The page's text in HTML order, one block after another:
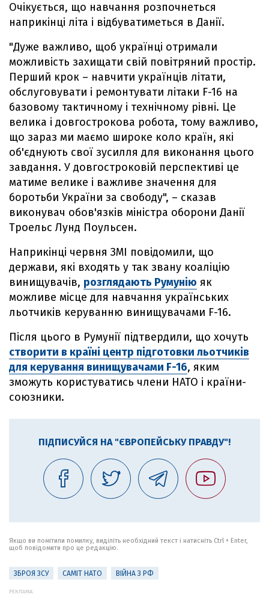
Очікується, що навчання розпочнеться
наприкінці літа і відбуватиметься в Данії.
"Дуже важливо, щоб українці отримали
можливість захищати свій повітряний простір.
Перший крок – навчити українців літати,
обслуговувати і ремонтувати літаки F-16 на
базовому тактичному і технічному рівні. Це
велика і довгострокова робота, тому важливо,
що зараз ми маємо широке коло країн, які
об'єднують свої зусилля для виконання цього
завдання. У довгостроковій перспективі це
матиме велике і важливе значення для
боротьби України за свободу", – сказав
виконувач обов'язків міністра оборони Данії
Троельс Лунд Поульсен.
Наприкінці червня ЗМІ повідомили, що
держави, які входять у так звану коаліцію
винищувачів, розглядають Румунію як
можливе місце для навчання українських
льотчиків керуванню винищувачами F-16.
Після цього в Румунії підтвердили, що хочуть
створити в країні центр підготовки льотчиків
для керування винищувачами F-16, яким
зможуть користуватись члени НАТО і країни-
союзники.
ПІДПИСУЙСЯ НА "ЄВРОПЕЙСЬКУ ПРАВДУ"!
Якщо ви помітили помилку, виділіть необхідний текст і натисніть Ctrl + Enter,
щоб повідомити про це редакцію.
ЗБРОЯ ЗСУ САМІТ НАТО ВІЙНА З РФ
РЕКЛАМА: